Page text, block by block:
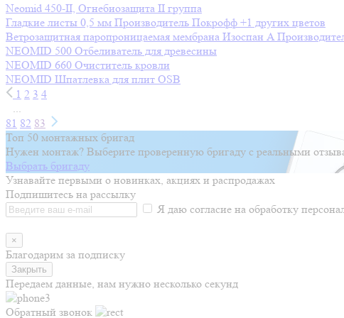
Neomid 450-II, Огнебиозащита II группа
Гладкие листы 0,5 мм Производитель Покрофф +1 других цветов
Ветрозащитная паропроницаемая мембрана Изоспан A
NEOMID 500 Отбеливатель для древесины
NEOMID 660 Очиститель кровли
NEOMID Шпатлевка для плит OSB
1 2 3 4
...
81 82 83
Топ 50 монтажных бригад
Нужен монтаж? Выберите проверенную бригаду с реальными
Выбрать бригаду
Узнавайте первыми о новинках, акциях и распродажах
Подпишитесь на рассылку
Я даю согласие на обработку
×
Благодарим за подписку
Закрыть
Передаем данные, нам нужно несколько секунд
Обратный звонок